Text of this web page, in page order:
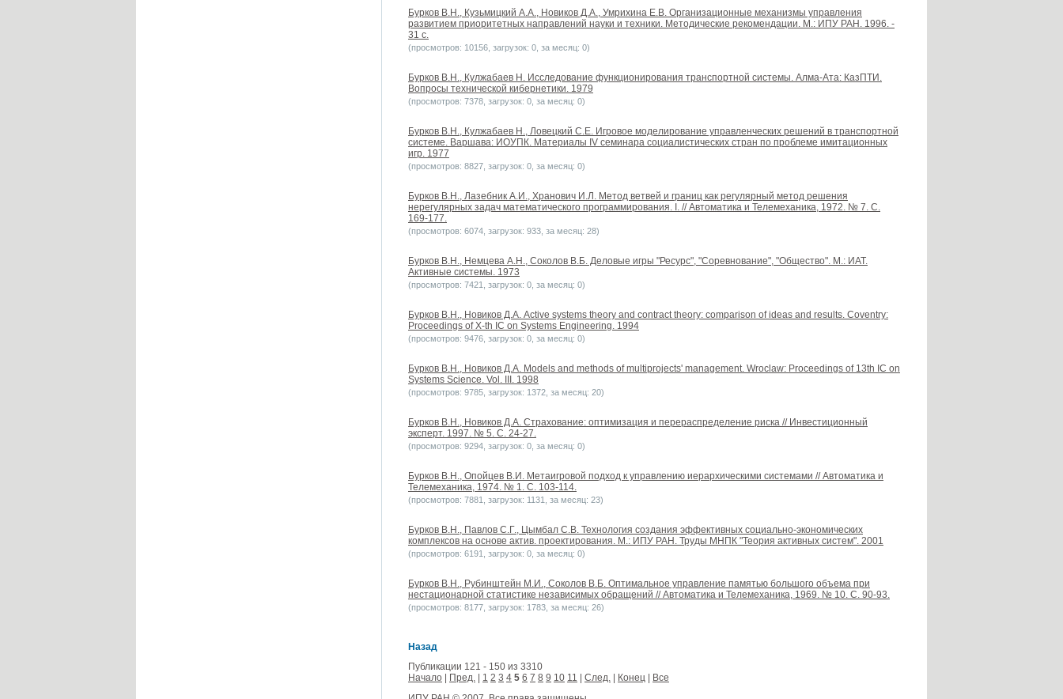
Бурков B.H., Кузьмицкий А.А., Новиков Д.А., Умрихина Е.В. Организационные механизмы управления
развитием приоритетных направлений науки и техники. Методические рекомендации. М.: ИПУ РАН. 1996. -
31 с.
(просмотров: 10156, загрузок: 0, за месяц: 0)
Бурков B.H., Кулжабаев Н. Исследование функционирования транспортной системы. Алма-Ата: КазПТИ.
Вопросы технической кибернетики. 1979
(просмотров: 7378, загрузок: 0, за месяц: 0)
Бурков B.H., Кулжабаев Н., Ловецкий С.Е. Игровое моделирование управленческих решений в транспортной
системе. Варшава: ИОУПК. Материалы IV семинара социалистических стран по проблеме имитационных
игр. 1977
(просмотров: 8827, загрузок: 0, за месяц: 0)
Бурков B.H., Лазебник А.И., Хранович И.Л. Метод ветвей и границ как регулярный метод решения
нерегулярных задач математического программирования. I. // Автоматика и Телемеханика, 1972. № 7. С.
169-177.
(просмотров: 6074, загрузок: 933, за месяц: 28)
Бурков B.H., Немцева А.Н., Соколов В.Б. Деловые игры "Ресурс", "Соревнование", "Общество". М.: ИАТ.
Активные системы. 1973
(просмотров: 7421, загрузок: 0, за месяц: 0)
Бурков B.H., Новиков Д.А. Active systems theory and contract theory: comparison of ideas and results. Coventry:
Proceedings of X-th IC on Systems Engineering. 1994
(просмотров: 9476, загрузок: 0, за месяц: 0)
Бурков B.H., Новиков Д.А. Models and methods of multiprojects' management. Wroclaw: Proceedings of 13th IC on
Systems Science. Vol. III. 1998
(просмотров: 9785, загрузок: 1372, за месяц: 20)
Бурков B.H., Новиков Д.А. Страхование: оптимизация и перераспределение риска // Инвестиционный
эксперт. 1997. № 5. С. 24-27.
(просмотров: 9294, загрузок: 0, за месяц: 0)
Бурков B.H., Опойцев В.И. Метаигровой подход к управлению иерархическими системами // Автоматика и
Телемеханика, 1974. № 1. С. 103-114.
(просмотров: 7881, загрузок: 1131, за месяц: 23)
Бурков B.H., Павлов С.Г., Цымбал С.В. Технология создания эффективных социально-экономических
комплексов на основе актив. проектирования. М.: ИПУ РАН. Труды МНПК "Теория активных систем". 2001
(просмотров: 6191, загрузок: 0, за месяц: 0)
Бурков B.H., Рубинштейн М.И., Соколов В.Б. Оптимальное управление памятью большого объема при
нестационарной статистике независимых обращений // Автоматика и Телемеханика, 1969. № 10. С. 90-93.
(просмотров: 8177, загрузок: 1783, за месяц: 26)
Назад
Публикации 121 - 150 из 3310
Начало
Пред. 1 2 3 4 5 6 7 8 9 10 11 След. Конец
Все